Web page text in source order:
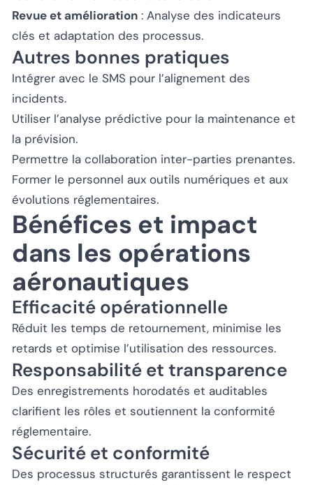
Revue et amélioration : Analyse des indicateurs
clés et adaptation des processus.
Autres bonnes pratiques
Intégrer avec le SMS pour l’alignement des
incidents.
Utiliser l’analyse prédictive pour la maintenance et
la prévision.
Permettre la collaboration inter-parties prenantes.
Former le personnel aux outils numériques et aux
évolutions réglementaires.
Bénéfices et impact
dans les opérations
aéronautiques
Efficacité opérationnelle
Réduit les temps de retournement, minimise les
retards et optimise l’utilisation des ressources.
Responsabilité et transparence
Des enregistrements horodatés et auditables
clarifient les rôles et soutiennent la conformité
réglementaire.
Sécurité et conformité
Des processus structurés garantissent le respect